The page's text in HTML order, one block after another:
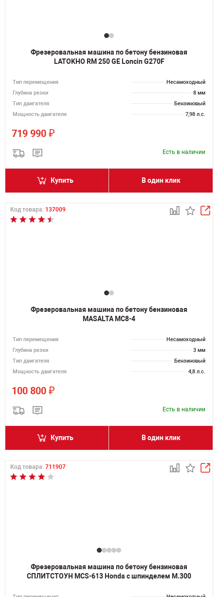
Фрезеровальная машина по бетону бензиновая
LATOKHO RM 250 GE Loncin G270F
Тип перемещения
Несамоходный
Глубина резки
8 мм
Тип двигателя
Бензиновый
Мощность двигателя
7,98 л.с.
719 990 ₽
Есть в наличии
Купить В один клик
Код товара: 137009
Фрезеровальная машина по бетону бензиновая
MASALTA MC8-4
Тип перемещения
Несамоходный
Глубина резки
3 мм
Тип двигателя
Бензиновый
Мощность двигателя
4,8 л.с.
100 800 ₽
Есть в наличии
Купить В один клик
Код товара: 711907
Фрезеровальная машина по бетону бензиновая
СПЛИТСТОУН MCS-613 Honda с шпинделем M.300